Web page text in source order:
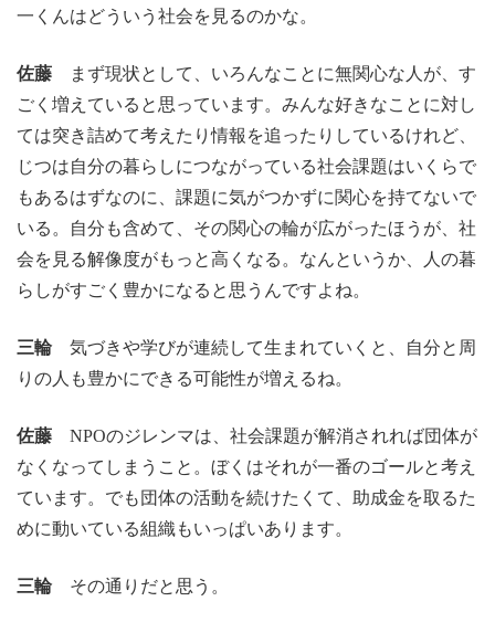
一くんはどういう社会を見るのかな。
佐藤 まず現状として、いろんなことに無関心な人が、す
ごく増えていると思っています。みんな好きなことに対し
ては突き詰めて考えたり情報を追ったりしているけれど、
じつは自分の暮らしにつながっている社会課題はいくらで
もあるはずなのに、課題に気がつかずに関心を持てないで
いる。自分も含めて、その関心の輪が広がったほうが、社
会を見る解像度がもっと高くなる。なんというか、人の暮
らしがすごく豊かになると思うんですよね。
三輪気づきや学びが連続して生まれていくと、自分と周
りの人も豊かにできる可能性が増えるね。
佐藤 NPOのジレンマは、社会課題が解消されれば団体が
なくなってしまうこと。ぼくはそれが一番のゴールと考え
ています。でも団体の活動を続けたくて、助成金を取るた
めに動いている組織もいっぱいあります。
三輪その通りだと思う。